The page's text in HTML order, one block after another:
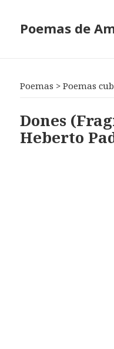
Poemas de
Poemas >Poemas
Dones
Heberto